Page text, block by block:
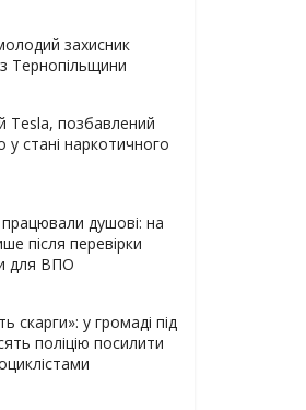
захисник
Тернопільщини
Tesla, позбавлений
у стані наркотичного
працювали душові: на
після перевірки
для ВПО
скарги»: у громаді під
поліцію посилити